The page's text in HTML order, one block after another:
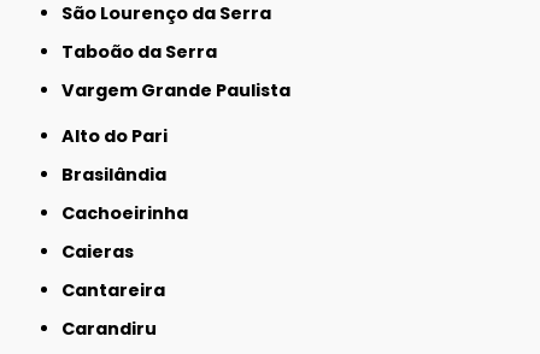
São Lourenço da Serra
Taboão da Serra
Vargem Grande Paulista
Alto do Pari
Brasilândia
Cachoeirinha
Caieras
Cantareira
Carandiru